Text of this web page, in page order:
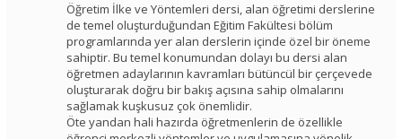
Öğretim İlke ve Yöntemleri dersi, alan öğretimi derslerine
de temel oluşturduğundan Eğitim Fakültesi bölüm
programlarında yer alan derslerin içinde özel bir öneme
sahiptir. Bu temel konumundan dolayı bu dersi alan
öğretmen adaylarının kavramları bütüncül bir çerçevede
oluşturarak doğru bir bakış açısına sahip olmalarını
sağlamak kuşkusuz çok önemlidir.
Öte yandan hali hazırda öğretmenlerin de özellikle